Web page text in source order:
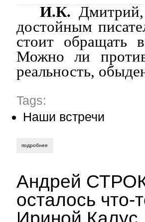
И.К.
достойным
стоит обращать
Можно ли
реальность,
Tags:
Наши встречи
подробнее
Андрей
осталось